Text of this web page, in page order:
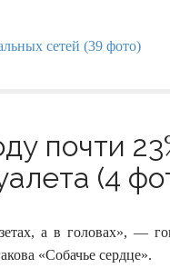
почти
(4
а в головах», —
«Собачье сердце».